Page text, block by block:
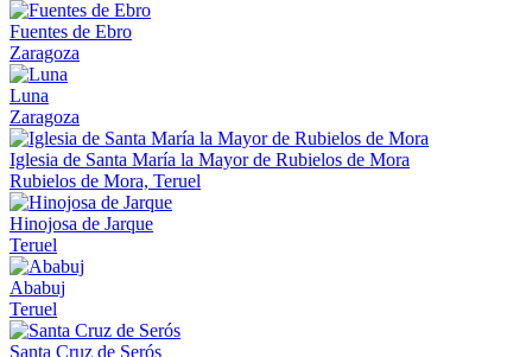
Fuentes de Ebro
Zaragoza
Luna
Zaragoza
Iglesia de Santa María la Mayor de Rubielos de Mora
Rubielos de Mora, Teruel
Hinojosa de Jarque
Teruel
Ababuj
Teruel
Santa Cruz de Serós